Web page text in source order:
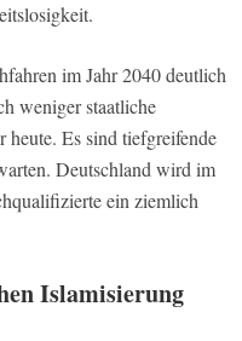
im Jahr 2040 deutlich
weniger staatliche
Es sind tiefgreifende
Deutschland wird im
ein ziemlich
Islamisierung